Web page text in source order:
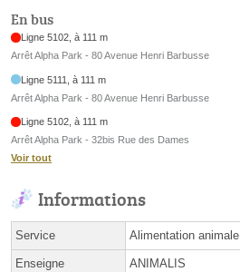
En bus
Ligne 5102, à 111 m
Arrêt Alpha Park - 80 Avenue Henri Barbusse
Ligne 5111, à 111 m
Arrêt Alpha Park - 80 Avenue Henri Barbusse
Ligne 5102, à 111 m
Arrêt Alpha Park - 32bis Rue des Dames
Voir tout
Informations
Service Alimentation animale
Enseigne ANIMALIS